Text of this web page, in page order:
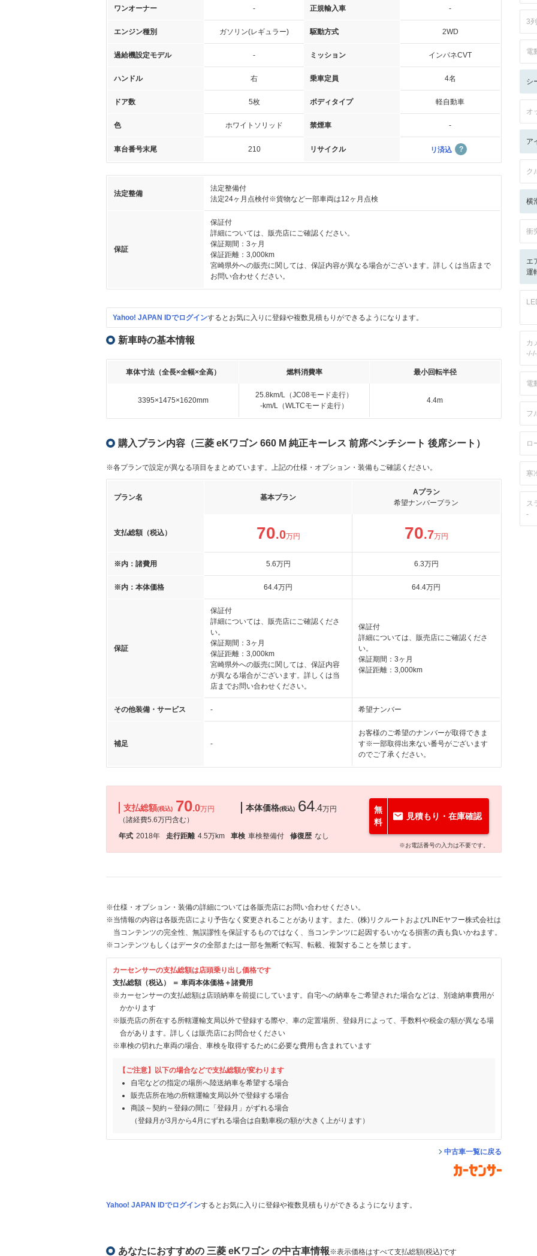
ワンオーナー - 正規輸入車 -
エンジン種別 ガソリン(レギュラー) 駆動方式 2WD
過給機設定モデル - ミッション インパネCVT
ハンドル 右 乗車定員 4名
ドア数 5枚 ボディタイプ 軽自動車
色 ホワイトソリッド 禁煙車 -
車台番号末尾 210 リサイクル リ済込
法定整備
法定整備付
法定24ヶ月点検付※貨物など一部車両は12ヶ月点検
保証
保証付
詳細については、販売店にご確認ください。
保証期間：3ヶ月
保証距離：3,000km
宮崎県外への販売に関しては、保証内容が異なる場合がございます。詳しくは当店まで
お問い合わせください。
Yahoo! JAPAN IDでログインするとお気に入りに登録や複数見積もりができるようになります。
新車時の基本情報
車体寸法（全長×全幅×全高） 燃料消費率 最小回転半径
3395×1475×1620mm
25.8km/L（JC08モード走行）
-km/L（WLTCモード走行）
4.4m
購入プラン内容（三菱 eKワゴン 660 M 純正キーレス 前席ベンチシート 後席シート）
※各プランで設定が異なる項目をまとめています。上記の仕様・オプション・装備もご確認ください。
プラン名 基本プラン
Aプラン
希望ナンバープラン
支払総額（税込） 70.0万円 70.7万円
※内：諸費用 5.6万円 6.3万円
※内：本体価格 64.4万円 64.4万円
保証
保証付
詳細については、販売店にご確認くださ
い。
保証期間：3ヶ月
保証距離：3,000km
宮崎県外への販売に関しては、保証内容
が異なる場合がございます。詳しくは当
店までお問い合わせください。
保証付
詳細については、販売店にご確認くださ
い。
保証期間：3ヶ月
保証距離：3,000km
その他装備・サービス - 希望ナンバー
補足 -
お客様のご希望のナンバーが取得できま
す※一部取得出来ない番号がございます
のでご了承ください。
支払総額(税込) 70.0万円
（諸経費5.6万円含む）
本体価格(税込) 64.4万円
年式 2018年 走行距離 4.5万km 車検 車検整備付 修復歴 なし
無
料
見積もり・在庫確認
※お電話番号の入力は不要です。
※仕様・オプション・装備の詳細については各販売店にお問い合わせください。
※当情報の内容は各販売店により予告なく変更されることがあります。また、(株)リクルートおよびLINEヤフー株式会社は
当コンテンツの完全性、無誤謬性を保証するものではなく、当コンテンツに起因するいかなる損害の責も負いかねます。
※コンテンツもしくはデータの全部または一部を無断で転写、転載、複製することを禁じます。
カーセンサーの支払総額は店頭乗り出し価格です
支払総額（税込） ＝ 車両本体価格＋諸費用
※カーセンサーの支払総額は店頭納車を前提にしています。自宅への納車をご希望された場合などは、別途納車費用が
かかります
※販売店の所在する所轄運輸支局以外で登録する際や、車の定置場所、登録月によって、手数料や税金の額が異なる場
合があります。詳しくは販売店にお問合せください
※車検の切れた車両の場合、車検を取得するために必要な費用も含まれています
【ご注意】以下の場合などで支払総額が変わります
自宅などの指定の場所へ陸送納車を希望する場合
販売店所在地の所轄運輸支局以外で登録する場合
商談～契約～登録の間に「登録月」がずれる場合
（登録月が3月から4月にずれる場合は自動車税の額が大きく上がります）
中古車一覧に戻る
Yahoo! JAPAN IDでログインするとお気に入りに登録や複数見積もりができるようになります。
3
電
シ
オ
ア
ク
横
衝
エ
運
カ
電
フ
ロ
寒
ス
-
あなたにおすすめの 三菱 eKワゴン の中古車情報※表示価格はすべて支払総額(税込)です